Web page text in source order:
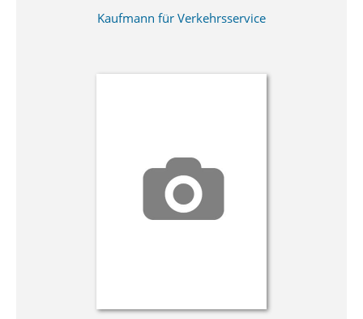
Kaufmann für Verkehrsservice